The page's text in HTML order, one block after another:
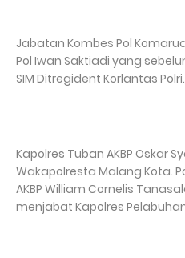
Jabatan Kombes Pol
Pol Iwan Saktiadi yang
SIM Ditregident Korlantas Polri.
Kapolres Tuban AKBP Oskar
Wakapolresta Malang Kota.
AKBP William Cornelis
menjabat Kapolres